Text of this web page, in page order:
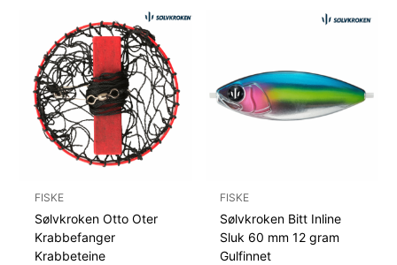
FISKE
Sølvkroken Otto Oter
Krabbefanger
Krabbeteine
FISKE
Sølvkroken Bitt Inline
Sluk 60 mm 12 gram
Gulfinnet